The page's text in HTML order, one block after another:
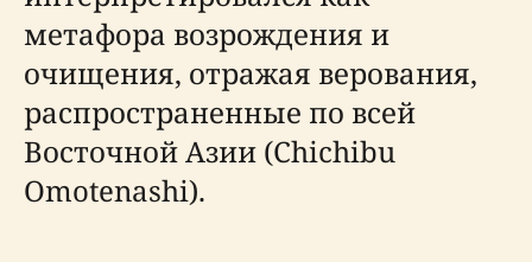
метафора возрождения и
очищения, отражая верования,
распространенные по всей
Восточной Азии (Chichibu
Omotenashi).